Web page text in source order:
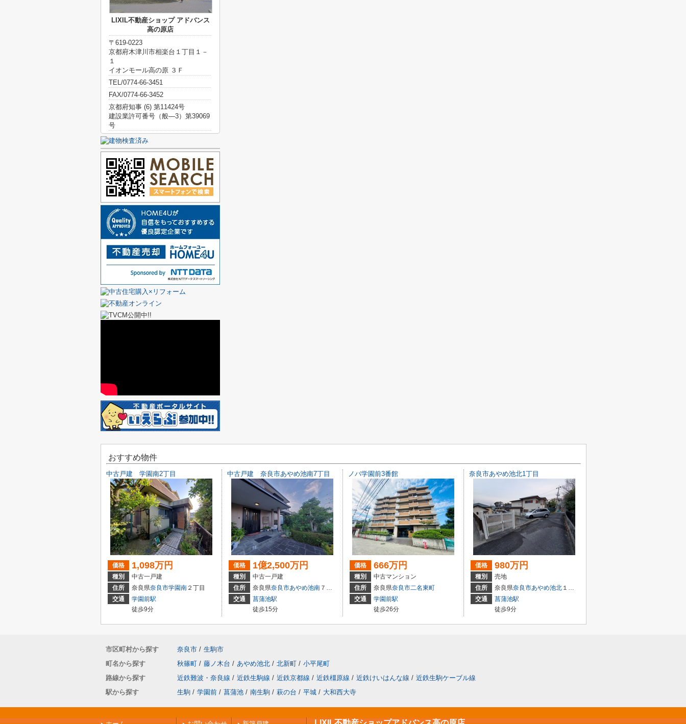
LIXIL不動産ショップ アドバンス
高の原店
〒619-0223
京都府木津川市相楽台１丁目１－
１
イオンモール高の原 ３Ｆ
TEL/0774-66-3451
FAX/0774-66-3452
京都府知事 (6) 第11424号
建設業許可番号（般―3）第39069
号
おすすめ物件
中古戸建 学園南2丁目
価格 1,098万円
種別
中古一戸建
住所
奈良県奈良市学園南 ２丁目
交通
学園前駅
徒歩9分
中古戸建 奈良市あやめ池南7丁目
価格 1億2,500万円
種別
中古一戸建
住所
奈良県奈良市あやめ池南 ７丁目
交通
菖蒲池駅
徒歩15分
ノバ学園前3番館
価格 666万円
種別
中古マンション
住所
奈良県奈良市二名東町
交通
学園前駅
徒歩26分
奈良市あやめ池北1丁目
価格 980万円
種別
売地
住所
奈良県奈良市あやめ池北 １丁目
交通
菖蒲池駅
徒歩9分
市区町村から探す 奈良市 / 生駒市
町名から探す
秋篠町 / 藤ノ木台 / あやめ池北 / 北新町 / 小平尾町
路線から探す
近鉄難波・奈良線 / 近鉄生駒線 / 近鉄京都線 / 近鉄橿原線 / 近鉄けいはんな線 / 近鉄生駒ケーブル線
駅から探す
生駒 / 学園前 / 菖蒲池 / 南生駒 / 萩の台 / 平城 / 大和西大寺